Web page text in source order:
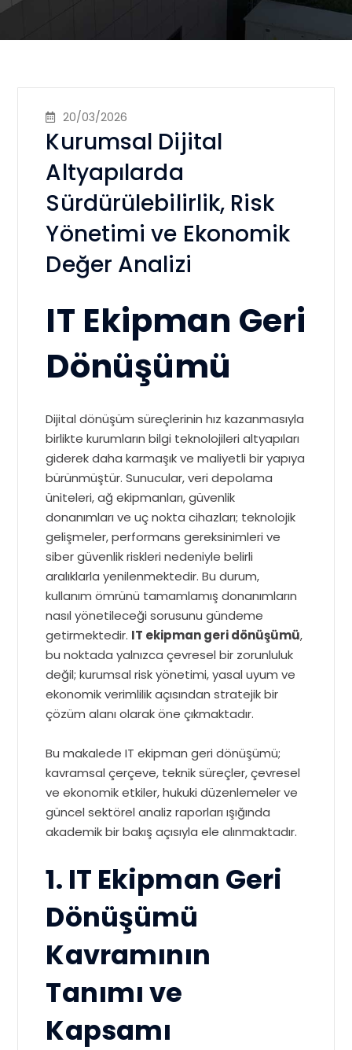
20/03/2026
Kurumsal Dijital
Altyapılarda
Sürdürülebilirlik, Risk
Yönetimi ve Ekonomik
Değer Analizi
IT Ekipman Geri
Dönüşümü
Dijital dönüşüm süreçlerinin hız kazanmasıyla
birlikte kurumların bilgi teknolojileri altyapıları
giderek daha karmaşık ve maliyetli bir yapıya
bürünmüştür. Sunucular, veri depolama
üniteleri, ağ ekipmanları, güvenlik
donanımları ve uç nokta cihazları; teknolojik
gelişmeler, performans gereksinimleri ve
siber güvenlik riskleri nedeniyle belirli
aralıklarla yenilenmektedir. Bu durum,
kullanım ömrünü tamamlamış donanımların
nasıl yönetileceği sorusunu gündeme
getirmektedir. IT ekipman geri dönüşümü,
bu noktada yalnızca çevresel bir zorunluluk
değil; kurumsal risk yönetimi, yasal uyum ve
ekonomik verimlilik açısından stratejik bir
çözüm alanı olarak öne çıkmaktadır.
Bu makalede IT ekipman geri dönüşümü;
kavramsal çerçeve, teknik süreçler, çevresel
ve ekonomik etkiler, hukuki düzenlemeler ve
güncel sektörel analiz raporları ışığında
akademik bir bakış açısıyla ele alınmaktadır.
1. IT Ekipman Geri
Dönüşümü
Kavramının
Tanımı ve
Kapsamı